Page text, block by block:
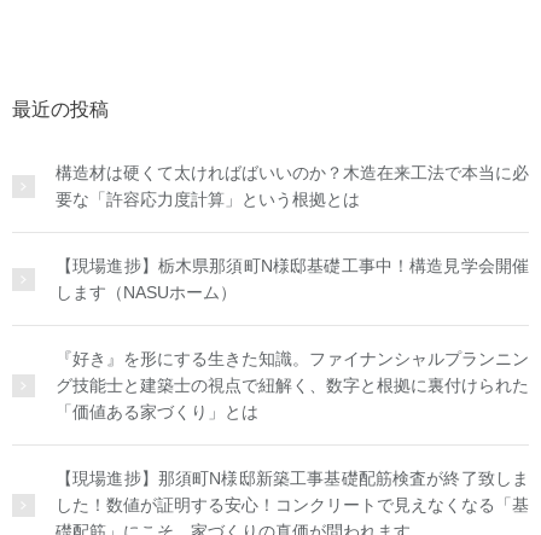
最近の投稿
構造材は硬くて太ければばいいのか？木造在来工法で本当に必
要な「許容応力度計算」という根拠とは
【現場進捗】栃木県那須町N様邸基礎工事中！構造見学会開催
します（NASUホーム）
『好き』を形にする生きた知識。ファイナンシャルプランニン
グ技能士と建築士の視点で紐解く、数字と根拠に裏付けられた
「価値ある家づくり」とは
【現場進捗】那須町N様邸新築工事基礎配筋検査が終了致しま
した！数値が証明する安心！コンクリートで見えなくなる「基